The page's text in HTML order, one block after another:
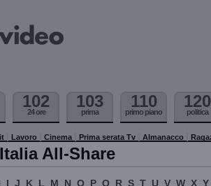
102
24 ore
103
prima
110
primo piano
120
politica
Lavoro Cinema Prima serata Tv Almanacco
All-Share
I J K L M N O P Q R S T U V W X Y